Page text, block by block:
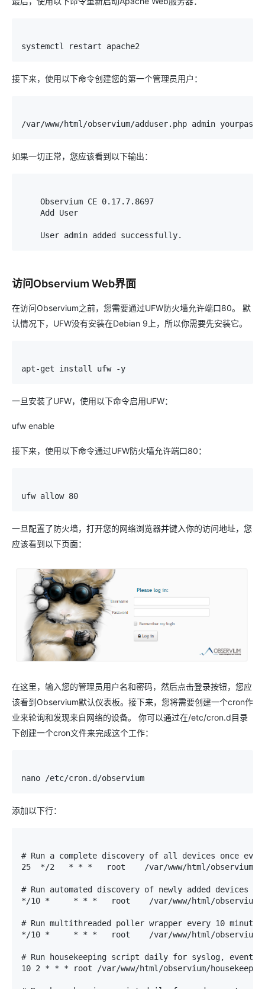
systemctl restart apache2
接下来，使用以下命令创建您的第一个管理员用户：
/var/www/html /observium/adduser. php admin
如果一切正常，您应该看到以下输出：
Observium CE 0.17. 7.8697
Add User
User admin added successfully.
访问Observium Web界面
在访问Observium之前，您需要通过UFW防火墙允许端口80。 默
认情况下，UFW没有安装在Debian 9上，所以你需要先安装它。
apt-get install ufw -y
一旦安装了UFW，使用以下命令启用UFW：
ufw enable
接下来，使用以下命令通过UFW防火墙允许端口80：
ufw allow 80
一旦配置了防火墙，打开您的网络浏览器并键入你的访问地址，您
应该看到以下页面：
在这里，输入您的管理员用户名和密码，然后点击登录按钮，您应
该看到Observium默认仪表板。 接下来，您将需要创建一个cron作
业来轮询和发现来自网络的设备。 你可以通过在/etc/cron.d目录
下创建一个cron文件来完成这个工作：
nano /etc/cron. d /observium
添加以下行：
# Run a complete discovery of all devices once
25
*/2   * * *   root    /var/www/html /observium
# Run automated discovery of newly added devices
*/10 *     * * *   root    /var/www/html /observium
# Run multithreaded poller wrapper every 10 minutes
*/10 *     * * *   root    /var/www/html /observium
# Run housekeeping script daily for syslog,
10 2 * * * root /var/www/html /observium/